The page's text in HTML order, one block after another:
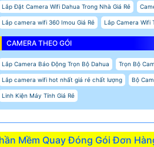
Lắp Đặt Camera Wifi Dahua Trong Nhà Giá Rẻ
Lắp camera wifi 360 Imou Giá Rẻ Lắp Camera Wifi
CAMERA THEO GÓI
Lắp Camera Báo Động Trọn Bộ Dahua Trọn Bộ
Lắp camera wifi hot nhất giá rẻ chất lượng Bộ
Linh Kiện Máy Tính Giá Rẻ
Mềm Quay Đóng Gói Đơn